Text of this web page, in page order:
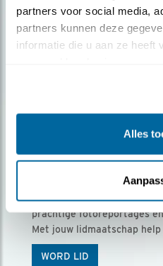
partners voor social media,
partners kunnen deze
informatie die u aan ze heeft
Alles
Ontvang 5 x Vogels
Vogels is het tijdschrift
prachtige fotoreportages
Met jouw lidmaatschap
WORD LID